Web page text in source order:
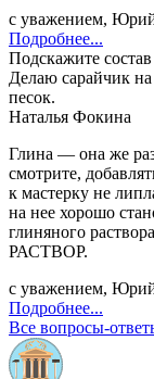
с уважением,
Подробнее...
Подскажите
Делаю сарайчик на
песок.
Наталья Фокина
Глина — она же
смотрите,
к мастерку не
на нее хорошо
глиняного
РАСТВОР.
с уважением,
Подробнее...
Все вопросы-